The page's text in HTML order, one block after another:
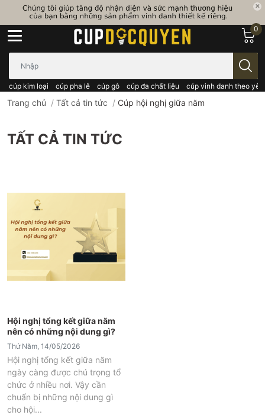
cúp kim loại cúp pha lê cúp gỗ cúp đa chất liệu cúp vinh danh theo
0
Trang chủ / Tất cả tin tức / Cúp hội nghị giữa năm
TẤT CẢ TIN TỨC
Hội nghị tổng kết giữa năm
nên có những nội dung gì?
Thứ Năm, 14/05/2026
Hội nghị tổng kết giữa năm
ngày càng được chú trọng tổ
chức ở nhiều nơi. Vậy cần
chuẩn bị những nội dung gì
cho hội...